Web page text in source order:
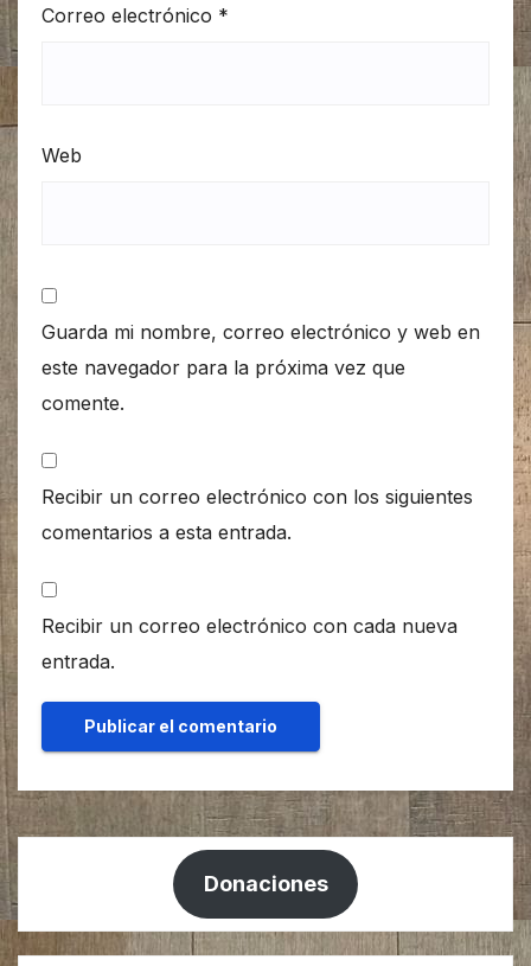
Correo electrónico *
Web
Guarda mi nombre, correo electrónico y web en
este navegador para la próxima vez que
comente.
Recibir un correo electrónico con los siguientes
comentarios a esta entrada.
Recibir un correo electrónico con cada nueva
entrada.
Donaciones